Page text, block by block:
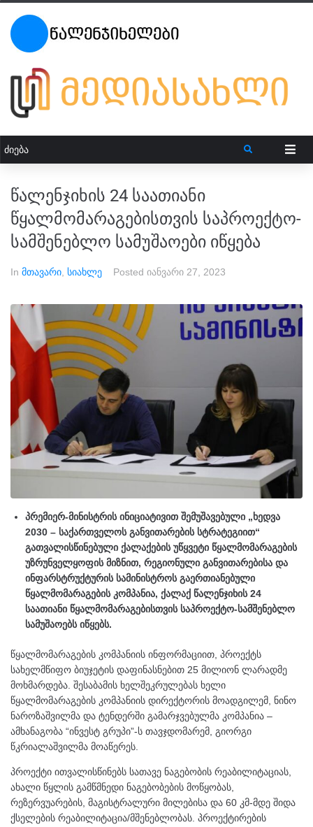
წალენჯიხის 24 საათიანი
წყალმომარაგებისთვის საპროექტო-
სამშენებლო სამუშაოები იწყება
In მთავარი სიახლე Posted იანვარი 27, 2023
პრემიერ-მინისტრის ინიციატივით შემუშავებული „ხედვა
2030 – საქართველოს განვითარების სტრატეგიით“
გათვალისწინებული ქალაქების უწყვეტი წყალმომარაგების
უზრუნველყოფის მიზნით, რეგიონული განვითარებისა და
ინფარსტრუქტურის სამინისტროს გაერთიანებული
წყალმომარაგების კომპანია, ქალაქ წალენჯიხის 24
საათიანი წყალმომარაგებისთვის საპროექტო-სამშენებლო
სამუშაოებს იწყებს.
წყალმომარაგების კომპანიის ინფორმაციით, პროექტს
სახელმწიფო ბიუჯეტის დაფინასნებით 25 მილიონ ლარადმე
მოხმარდება. შესაბამის ხელშეკრულებას ხელი
წყალმომარაგების კომპანიის დირექტორის მოადგილემ, ნინო
ნაროზაშვილმა და ტენდერში გამარჯვებულმა კომპანია –
ამხანაგობა “ინვესტ გრუპი”-ს თავჯდომარემ, გიორგი
წკრიალაშვილმა მოაწერეს.
პროექტი ითვალისწინებს სათავე ნაგებობის რეაბილიტაციას,
ახალი წყლის გამწმნედი ნაგებობების მოწყობას,
რეზერვუარების, მაგისტრალური მილებისა და 60 კმ-მდე შიდა
ქსელების რეაბილიტაცია/მშენებლობას. პროექტირების